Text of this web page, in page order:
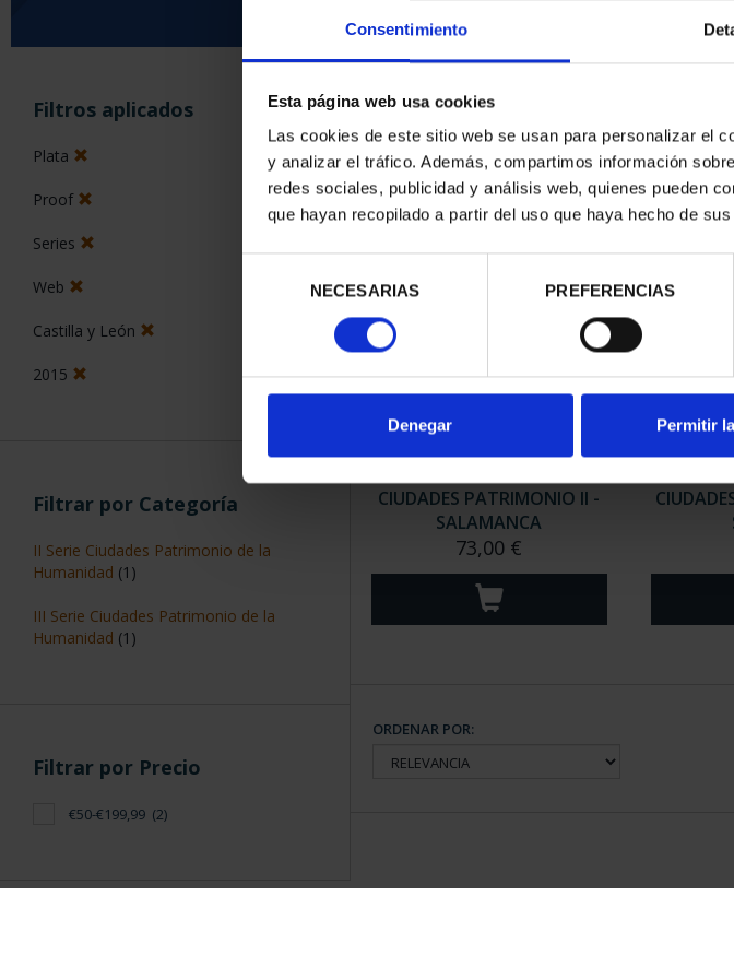
Consentimiento
Esta página web usa cookies
Las cookies de este sitio web se usan para personalizar el
y analizar el tráfico. Además, compartimos información
redes sociales, publicidad y análisis web, quienes pueden
que hayan recopilado a partir del uso que haya hecho de
consentimiento
NECESARIAS PREFERENCIAS
Denegar Permitir
Filtros aplicados
Plata
Proof
Series
Web
Castilla y León
2015
Filtrar por Categoría
II Serie Ciudades Patrimonio de la
Humanidad (1)
III Serie Ciudades Patrimonio de la
Humanidad (1)
Filtrar por Precio
€50-€199,99 (2)
ORDENAR POR:
2 Productos encontrados
CIUDADES PATRIMONIO II -
SALAMANCA
73,00 €
ORDENAR POR: